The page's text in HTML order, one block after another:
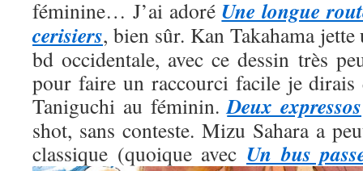
féminine… J’ai adoré Une longue
cerisiers, bien sûr. Kan Takahama
bd occidentale, avec ce dessin très
pour faire un raccourci facile je dirais
Taniguchi au féminin.Deux expressos
shot, sans conteste. Mizu Sahara a
classique (quoique avec Un bus